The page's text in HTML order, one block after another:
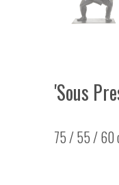
'Sous
75 / 55 / 60